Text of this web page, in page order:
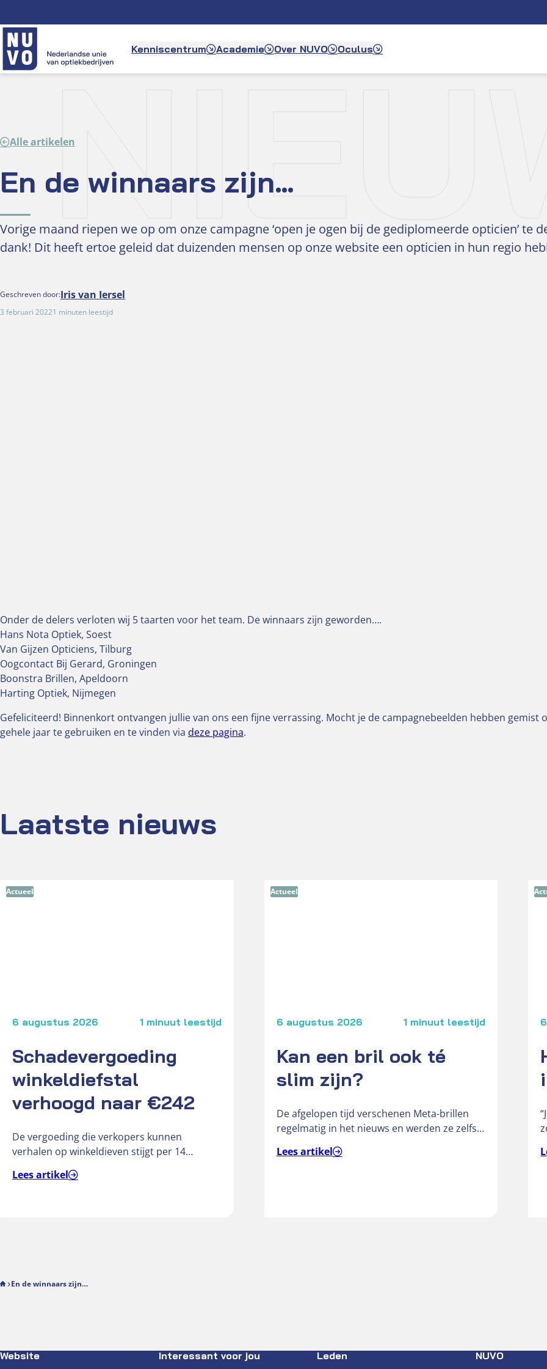
naar
de
inhoud
Kenniscentrum Academie Over NUVO Oculus
Alle artikelen
En de winnaars zijn…
Vorige maand riepen we op om onze campagne ‘open je ogen bij de gediplomeerde opticien’ te
dank! Dit heeft ertoe geleid dat duizenden mensen op onze website een opticien in hun regio
Geschreven door:Iris van Iersel
3 februari 20221 minuten leestijd
Onder de delers verloten wij 5 taarten voor het team. De winnaars zijn geworden….
Hans Nota Optiek, Soest
Van Gijzen Opticiens, Tilburg
Oogcontact Bij Gerard, Groningen
Boonstra Brillen, Apeldoorn
Harting Optiek, Nijmegen
Gefeliciteerd! Binnenkort ontvangen jullie van ons een fijne verrassing. Mocht je de campagnebeelden hebben gemist
gehele jaar te gebruiken en te vinden via deze pagina.
Laatste nieuws
Actueel
6 augustus 2026 1 minuut leestijd
Schadevergoeding
winkeldiefstal
verhoogd naar €242
De vergoeding die verkopers kunnen
verhalen op winkeldieven stijgt per 14
Lees artikel
Actueel
6 augustus 2026 1 minuut leestijd
Kan een bril ook té
slim zijn?
De afgelopen tijd verschenen Meta-brillen
regelmatig in het nieuws en werden ze zelfs
brillen…
Lees artikel
En de winnaars zijn…
Website Interessant voor jou Leden NUVO